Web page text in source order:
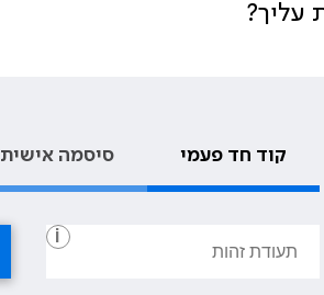
עליך?
קוד חד פעמי סיסמה אישית
i